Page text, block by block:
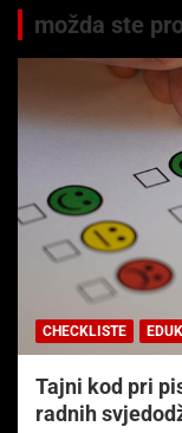
možda ste
CHECKLISTE
Tajni kod pri
radnih